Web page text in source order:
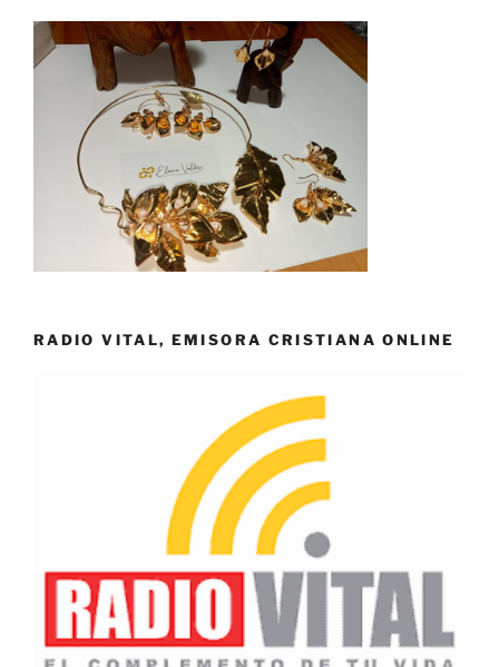
RADIO VITAL, EMISORA CRISTIANA ONLINE